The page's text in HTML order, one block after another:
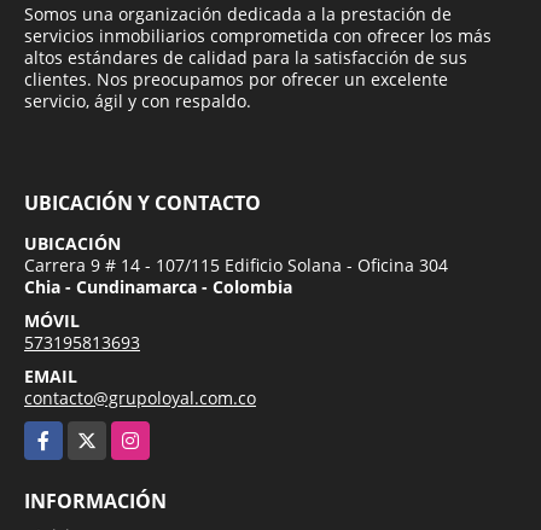
Somos una organización dedicada a la prestación de
servicios inmobiliarios comprometida con ofrecer los más
altos estándares de calidad para la satisfacción de sus
clientes. Nos preocupamos por ofrecer un excelente
servicio, ágil y con respaldo.
UBICACIÓN Y CONTACTO
UBICACIÓN
Carrera 9 # 14 - 107/115 Edificio Solana - Oficina 304
Chia - Cundinamarca - Colombia
MÓVIL
573195813693
EMAIL
contacto@grupoloyal.com.co
Facebook
Instagram
INFORMACIÓN